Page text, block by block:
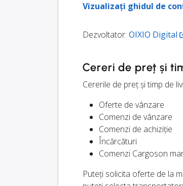
Vizualizați ghidul de
Dezvoltator: OIXIO Digital
Cereri de preț și
Cererile de preț și timp de
Oferte de vânzare
Comenzi de vânzare
Comenzi de achiziție
Încărcături
Comenzi Cargoson
Puteți solicita oferte de la